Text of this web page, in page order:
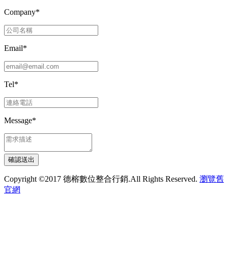
Company*
Email*
Tel*
Message*
Copyright ©2017 德榕數位整合行銷.All Rights Reserved. 瀏覽舊
官網